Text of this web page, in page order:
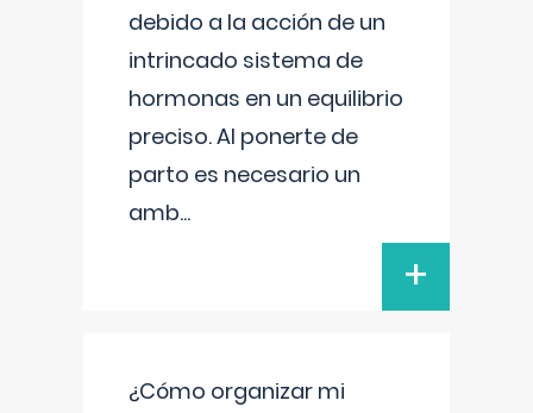
debido a la acción de un
intrincado sistema de
hormonas en un equilibrio
preciso. Al ponerte de
parto es necesario un
amb...
+
¿Cómo organizar mi